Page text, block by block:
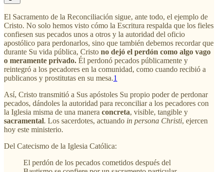
El Sacramento de la Reconciliación sigue, ante todo, el ejemplo de
Cristo. No solo hemos visto cómo la Escritura respalda que los fieles
confiesen sus pecados unos a otros y la autoridad del oficio
apostólico para perdonarlos, sino que también debemos recordar que
durante Su vida pública, Cristo no dejó el perdón como algo vago
o meramente privado. Él perdonó pecados públicamente y
reintegró a los pecadores en la comunidad, como cuando recibió a
publicanos y prostitutas en su mesa.1
Así, Cristo transmitió a Sus apóstoles Su propio poder de perdonar
pecados, dándoles la autoridad para reconciliar a los pecadores con
la Iglesia misma de una manera concreta, visible, tangible y
sacramental. Los sacerdotes, actuando in persona Christi, ejercen
hoy este ministerio.
Del Catecismo de la Iglesia Católica:
El perdón de los pecados cometidos después del